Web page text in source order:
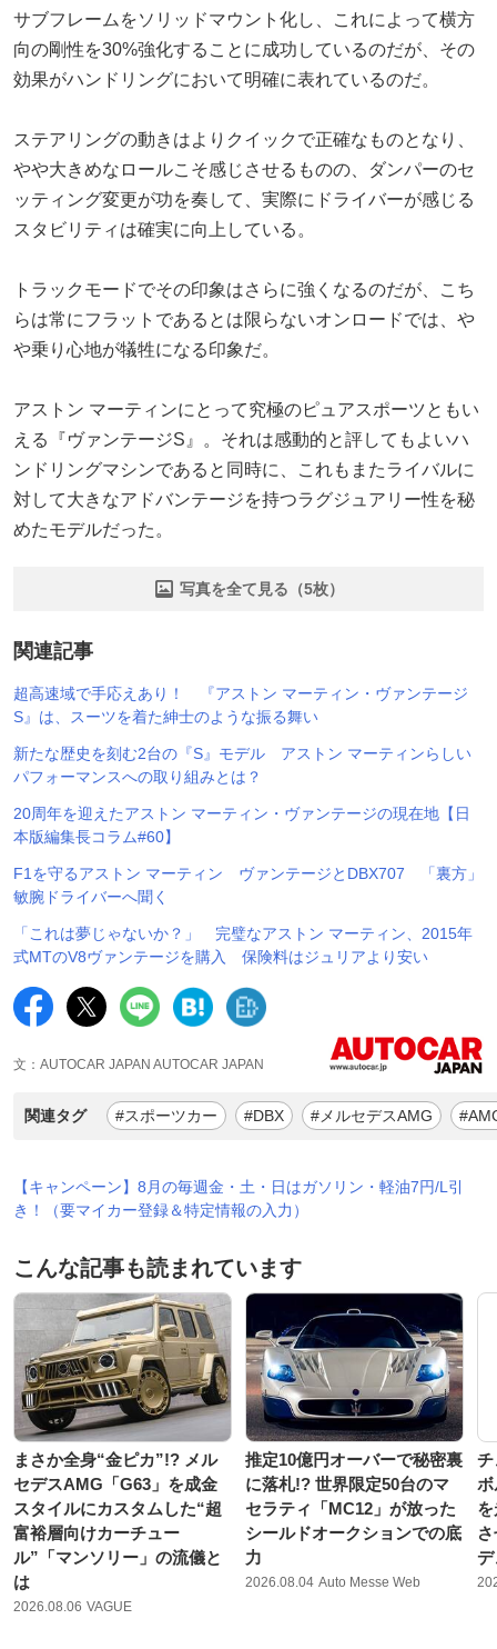
サブフレームをソリッドマウント化し、これによって横方
向の剛性を30%強化することに成功しているのだが、その
効果がハンドリングにおいて明確に表れているのだ。
ステアリングの動きはよりクイックで正確なものとなり、
やや大きめなロールこそ感じさせるものの、ダンパーのセ
ッティング変更が功を奏して、実際にドライバーが感じる
スタビリティは確実に向上している。
トラックモードでその印象はさらに強くなるのだが、こち
らは常にフラットであるとは限らないオンロードでは、や
や乗り心地が犠牲になる印象だ。
アストン マーティンにとって究極のピュアスポーツともい
える『ヴァンテージS』。それは感動的と評してもよいハ
ンドリングマシンであると同時に、これもまたライバルに
対して大きなアドバンテージを持つラグジュアリー性を秘
めたモデルだった。
写真を全て見る（5枚）
関連記事
超高速域で手応えあり！ 『アストン マーティン・ヴァンテージ
S』は、スーツを着た紳士のような振る舞い
新たな歴史を刻む2台の『S』モデル アストン マーティンらしい
パフォーマンスへの取り組みとは？
20周年を迎えたアストン マーティン・ヴァンテージの現在地【日
本版編集長コラム#60】
F1を守るアストン マーティン ヴァンテージとDBX707 「裏方」
敏腕ドライバーへ聞く
「これは夢じゃないか？」 完璧なアストン マーティン、2015年
式MTのV8ヴァンテージを購入 保険料はジュリアより安い
文：AUTOCAR JAPAN AUTOCAR JAPAN
関連タグ #スポーツカー #DBX #メルセデスAMG
【キャンペーン】8月の毎週金・土・日はガソリン・軽油7円/L引
き！（要マイカー登録＆特定情報の入力）
こんな記事も読まれています
まさか全身“金ピカ”!? メル
セデスAMG「G63」を成金
スタイルにカスタムした“超
富裕層向けカーチュー
ル”「マンソリー」の流儀と
は
2026.08.06 VAGUE
推定10億円オーバーで秘密裏
に落札!? 世界限定50台のマ
セラティ「MC12」が放った
シールドオークションでの底
力
2026.08.04 Auto Messe Web
チ
ボ
デ